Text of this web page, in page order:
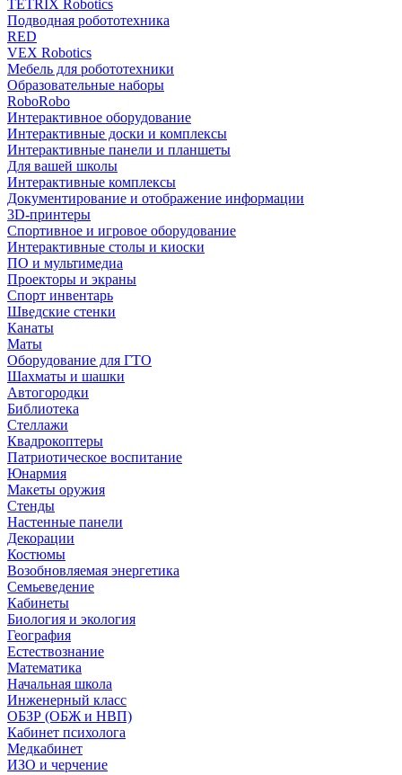
TETRIX Robotics
Подводная робототехника
RED
VEX Robotics
Мебель для робототехники
Образовательные наборы
RoboRobo
Интерактивное оборудование
Интерактивные доски и комплексы
Интерактивные панели и планшеты
Для вашей школы
Интерактивные комплексы
Документирование и отображение информации
3D-принтеры
Спортивное и игровое оборудование
Интерактивные столы и киоски
ПО и мультимедиа
Проекторы и экраны
Спорт инвентарь
Шведские стенки
Канаты
Маты
Оборудование для ГТО
Шахматы и шашки
Автогородки
Библиотека
Стеллажи
Квадрокоптеры
Патриотическое воспитание
Юнармия
Макеты оружия
Стенды
Настенные панели
Декорации
Костюмы
Возобновляемая энергетика
Семьеведение
Кабинеты
Биология и экология
География
Естествознание
Математика
Начальная школа
Инженерный класс
ОБЗР (ОБЖ и НВП)
Кабинет психолога
Медкабинет
ИЗО и черчение